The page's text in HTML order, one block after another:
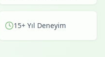
15+ Yıl Deneyim